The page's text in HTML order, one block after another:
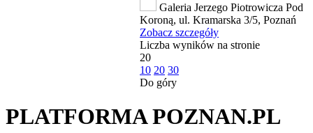
Galeria Jerzego Piotrowicza Pod
Koroną, ul. Kramarska 3/5, Poznań
Zobacz szczegóły
Liczba wyników na stronie
20
10 20 30
Do góry
PLATFORMA POZNAN.PL